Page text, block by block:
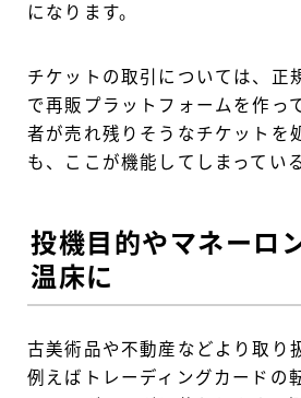
になります。
チケットの取引については、正
で再販プラットフォームを作っ
者が売れ残りそうなチケットを
も、ここが機能してしまってい
投機目的やマネーロ
温床に
古美術品や不動産などより取り
例えばトレーディングカードの